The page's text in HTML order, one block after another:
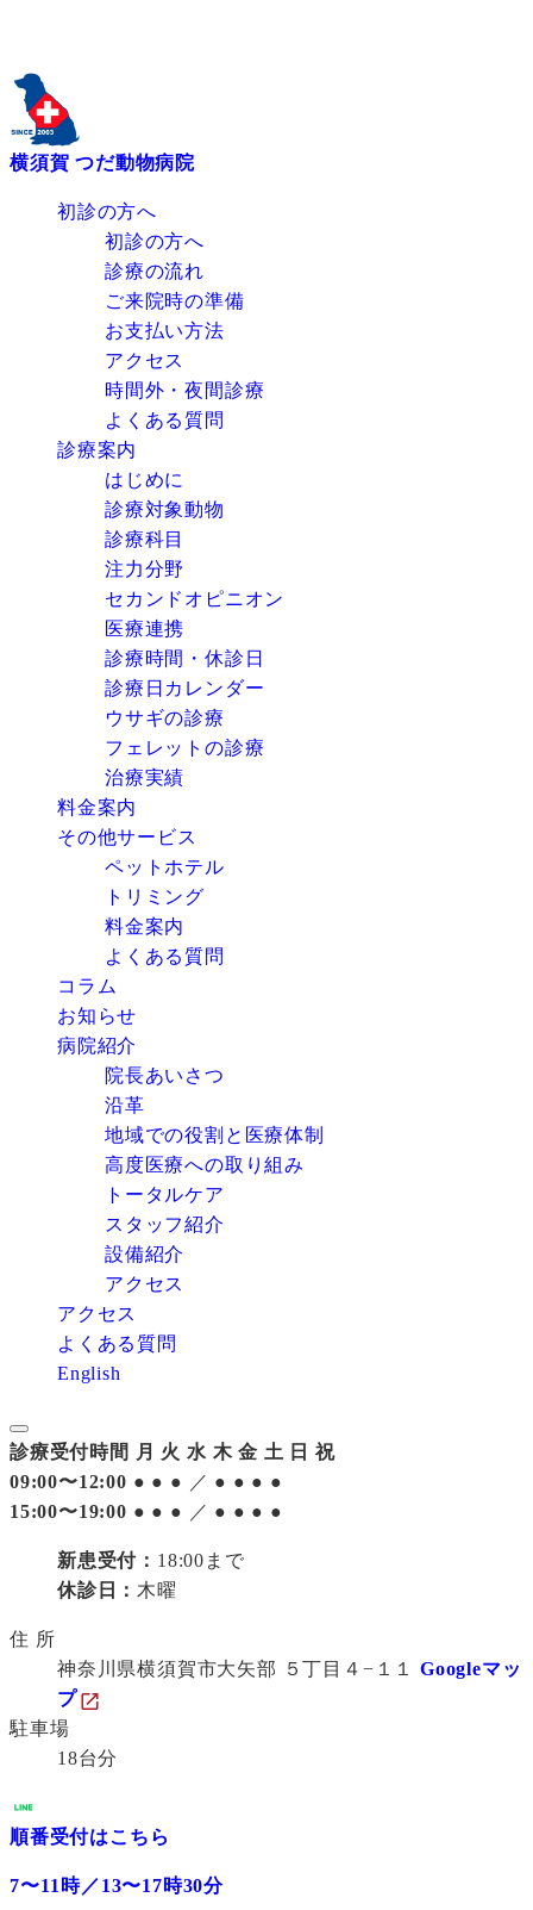
横須賀 つだ動物病院
初診の方へ
初診の方へ
診療の流れ
ご来院時の準備
お支払い方法
アクセス
時間外・夜間診療
よくある質問
診療案内
はじめに
診療対象動物
診療科目
注力分野
セカンドオピニオン
医療連携
診療時間・休診日
診療日カレンダー
ウサギの診療
フェレットの診療
治療実績
料金案内
その他サービス
ペットホテル
トリミング
料金案内
よくある質問
コラム
お知らせ
病院紹介
院長あいさつ
沿革
地域での役割と医療体制
高度医療への取り組み
トータルケア
スタッフ紹介
設備紹介
アクセス
アクセス
よくある質問
English
診療受付時間 月 火 水 木 金 土 日 祝
09:00〜12:00 ● ● ● ／ ● ● ● ●
15:00〜19:00 ● ● ● ／ ● ● ● ●
新患受付： 18:00まで
休診日： 木曜
住 所
神奈川県横須賀市大矢部 ５丁目４−１１ Googleマッ
プ
駐車場
18台分
順番受付はこちら
7〜11時／13〜17時30分